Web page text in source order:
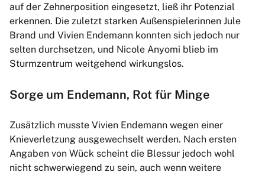
auf der Zehnerposition eingesetzt, ließ ihr Potenzial
erkennen. Die zuletzt starken Außenspielerinnen Jule
Brand und Vivien Endemann konnten sich jedoch nur
selten durchsetzen, und Nicole Anyomi blieb im
Sturmzentrum weitgehend wirkungslos.
Sorge um Endemann, Rot für Minge
Zusätzlich musste Vivien Endemann wegen einer
Knieverletzung ausgewechselt werden. Nach ersten
Angaben von Wück scheint die Blessur jedoch wohl
nicht schwerwiegend zu sein, auch wenn weitere